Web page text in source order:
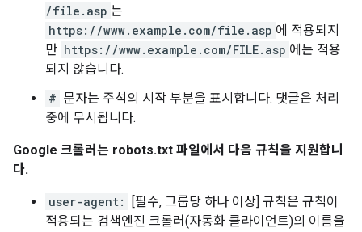
/file.asp 는
https://www.example.com/file.asp 에 적용되지
만 https://www.example.com/FILE.asp 에는 적용
되지 않습니다.
# 문자는 주석의 시작 부분을 표시합니다. 댓글은 처리
중에 무시됩니다.
Google 크롤러는 robots.txt 파일에서 다음 규칙을 지원합니
다.
user-agent:
[필수, 그룹당 하나 이상] 규칙은 규칙이
적용되는 검색엔진 크롤러(자동화 클라이언트)의 이름을